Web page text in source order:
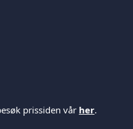
prissiden vår her.